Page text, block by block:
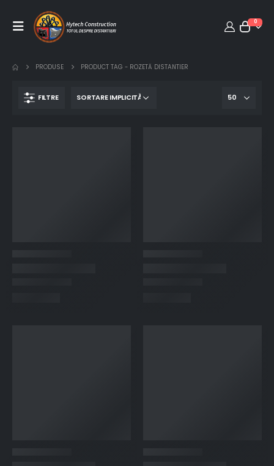
0
PRODUSE PRODUCT TAG - ROZETĂ DISTANTIER
FILTRE